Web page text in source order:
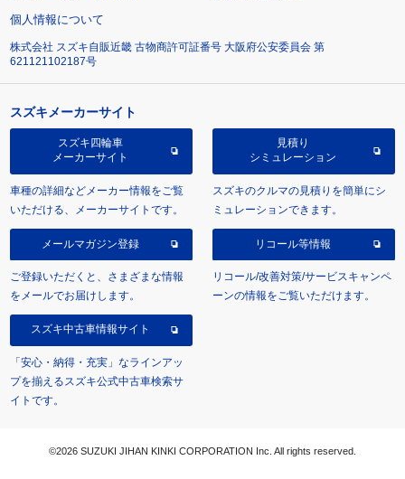
個人情報について
株式会社 スズキ自販近畿 古物商許可証番号 大阪府公安委員会 第
621121102187号
スズキメーカーサイト
スズキ四輪車
メーカーサイト
車種の詳細などメーカー情報をご覧
いただける、メーカーサイトです。
見積り
シミュレーション
スズキのクルマの見積りを簡単にシ
ミュレーションできます。
メールマガジン登録
ご登録いただくと、さまざまな情報
をメールでお届けします。
リコール等情報
リコール/改善対策/サービスキャンペ
ーンの情報をご覧いただけます。
スズキ中古車情報サイト
「安心・納得・充実」なラインアッ
プを揃えるスズキ公式中古車検索サ
イトです。
©2026 SUZUKI JIHAN KINKI CORPORATION Inc. All rights reserved.